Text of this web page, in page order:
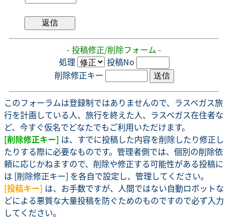
- 投稿修正/削除フォーム -
処理
投稿No
削除修正キー
このフォーラムは登録制ではありませんので、ラスベガス旅
行を計画している人、旅行を終えた人、ラスベガス在住者な
ど、今すぐ仮名でどなたでもご利用いただけます。
[削除修正キー] は、すでに投稿した内容を削除したり修正し
たりする際に必要なものです。管理者側では、個別の削除依
頼に応じかねますので、削除や修正する可能性がある投稿に
は [削除修正キー] を各自で設定し、管理してください。
[投稿キー] は、お手数ですが、人間ではない自動ロボットな
どによる悪質な大量投稿を防ぐためのものですので必ず入力
してください。